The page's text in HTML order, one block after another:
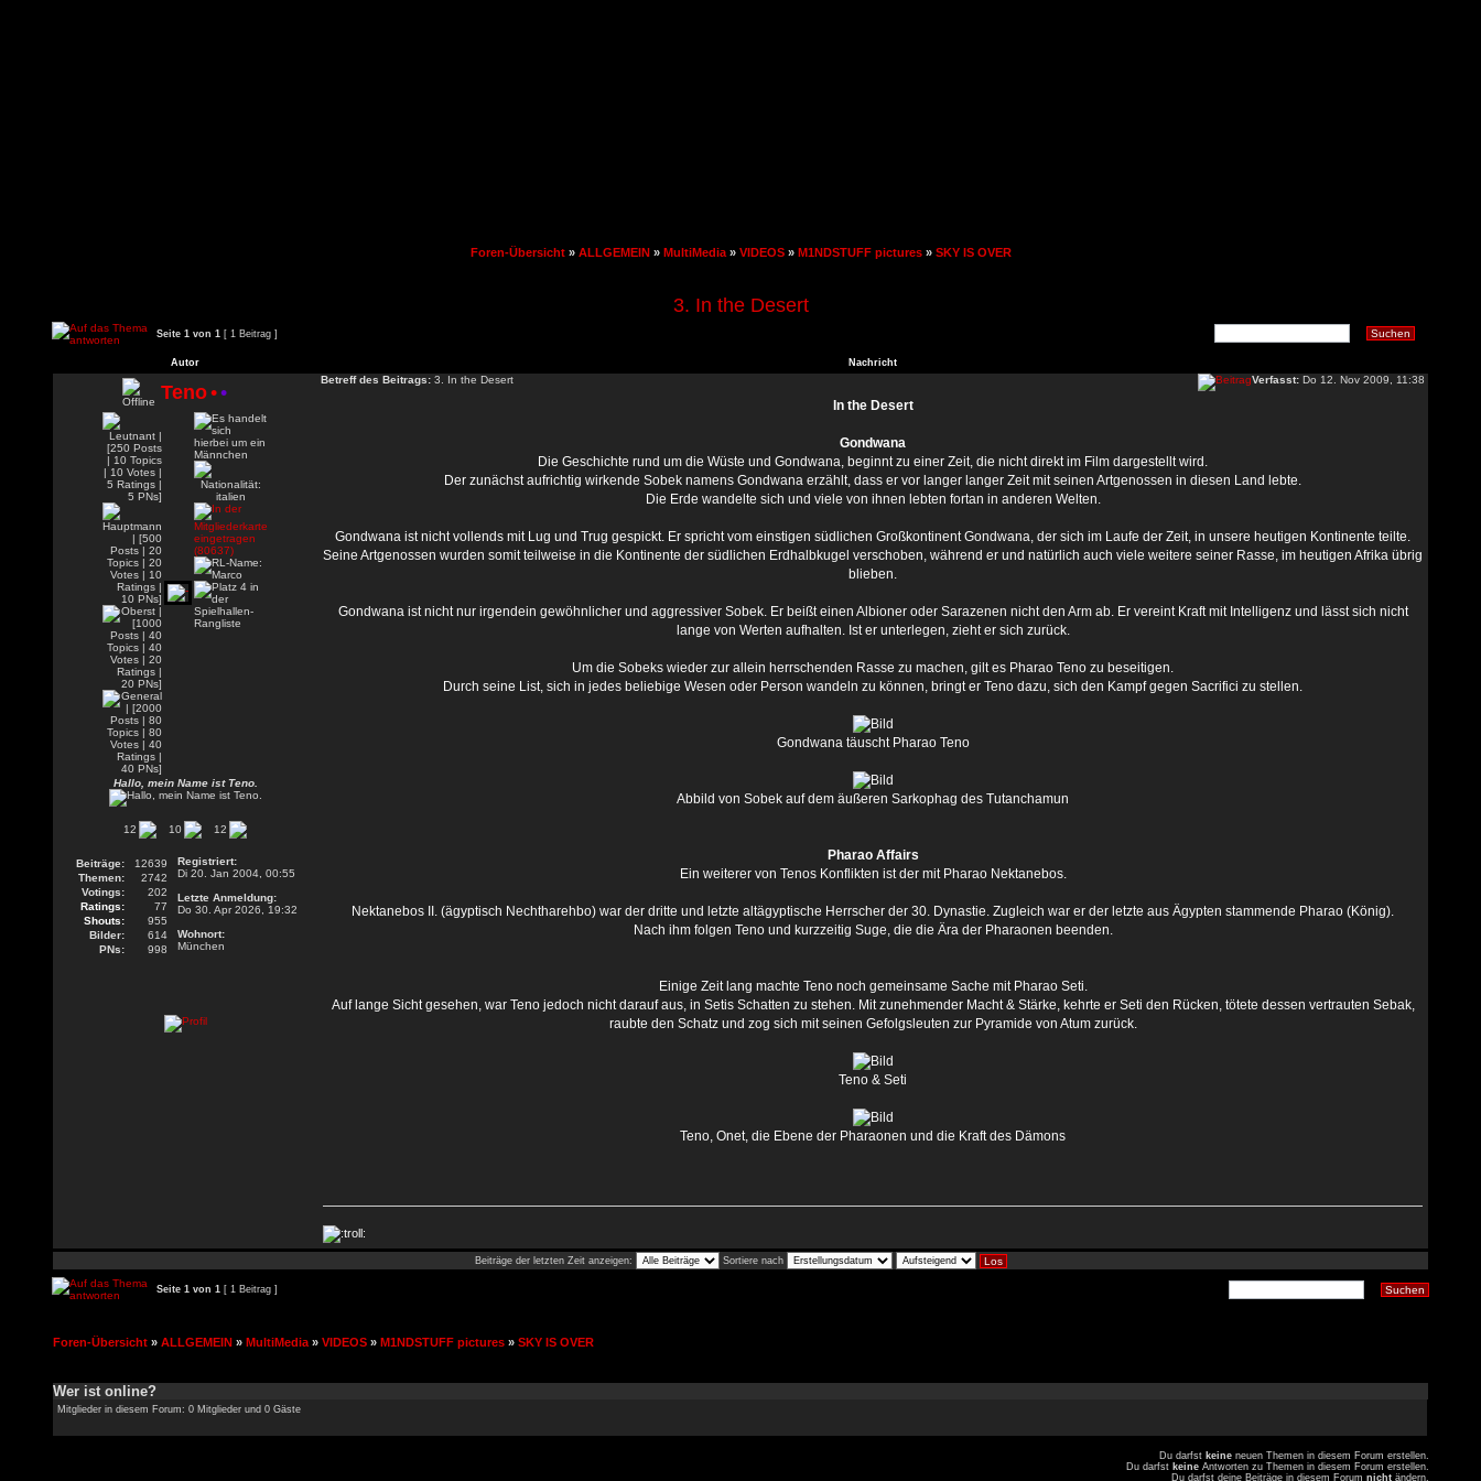
Foren-Übersicht» ALLGEMEIN» MultiMedia» VIDEOS» M1NDSTUFF pictures» SKY IS OVER
3. In the Desert
Seite 1 von 1 [ 1 Beitrag ]
Autor Nachricht
Teno••
Hallo, mein Name ist Teno.
12 10 12
Beiträge:
12639
Themen:
2742
Votings:
202
Ratings:
77
Shouts:
955
Bilder:
614
PNs:
998
Registriert:
Di 20. Jan 2004, 00:55
Letzte Anmeldung:
Do 30. Apr 2026, 19:32
Wohnort:
München
Betreff des Beitrags: 3. In the Desert Verfasst: Do 12. Nov 2009, 11:38
In the Desert
Gondwana
Die Geschichte rund um die Wüste und Gondwana, beginnt zu einer Zeit, die nicht direkt im Film dargestellt wird.
Der zunächst aufrichtig wirkende Sobek namens Gondwana erzählt, dass er vor langer langer Zeit mit seinen Artgenossen in diesen Land lebte.
Die Erde wandelte sich und viele von ihnen lebten fortan in anderen Welten.
Gondwana ist nicht vollends mit Lug und Trug gespickt. Er spricht vom einstigen südlichen Großkontinent Gondwana, der sich im Laufe der Zeit, in unsere heutigen Kontinente teilte.
Seine Artgenossen wurden somit teilweise in die Kontinente der südlichen Erdhalbkugel verschoben, während er und natürlich auch viele weitere seiner Rasse, im heutigen Afrika übrig
blieben.
Gondwana ist nicht nur irgendein gewöhnlicher und aggressiver Sobek. Er beißt einen Albioner oder Sarazenen nicht den Arm ab. Er vereint Kraft mit Intelligenz und lässt sich nicht
lange von Werten aufhalten. Ist er unterlegen, zieht er sich zurück.
Um die Sobeks wieder zur allein herrschenden Rasse zu machen, gilt es Pharao Teno zu beseitigen.
Durch seine List, sich in jedes beliebige Wesen oder Person wandeln zu können, bringt er Teno dazu, sich den Kampf gegen Sacrifici zu stellen.
Gondwana täuscht Pharao Teno
Abbild von Sobek auf dem äußeren Sarkophag des Tutanchamun
Pharao Affairs
Ein weiterer von Tenos Konflikten ist der mit Pharao Nektanebos.
Nektanebos II. (ägyptisch Nechtharehbo) war der dritte und letzte altägyptische Herrscher der 30. Dynastie. Zugleich war er der letzte aus Ägypten stammende Pharao (König).
Nach ihm folgen Teno und kurzzeitig Suge, die die Ära der Pharaonen beenden.
Einige Zeit lang machte Teno noch gemeinsame Sache mit Pharao Seti.
Auf lange Sicht gesehen, war Teno jedoch nicht darauf aus, in Setis Schatten zu stehen. Mit zunehmender Macht & Stärke, kehrte er Seti den Rücken, tötete dessen vertrauten Sebak,
raubte den Schatz und zog sich mit seinen Gefolgsleuten zur Pyramide von Atum zurück.
Teno & Seti
Teno, Onet, die Ebene der Pharaonen und die Kraft des Dämons
Beiträge der letzten Zeit anzeigen: Sortiere nach
Seite 1 von 1 [ 1 Beitrag ]
Foren-Übersicht » ALLGEMEIN » MultiMedia » VIDEOS » M1NDSTUFF pictures » SKY IS OVER
Wer ist online?
Mitglieder in diesem Forum: 0 Mitglieder und 0 Gäste
Du darfst keine neuen Themen in diesem Forum erstellen.
Du darfst keine Antworten zu Themen in diesem Forum erstellen.
Du darfst deine Beiträge in diesem Forum nicht ändern.